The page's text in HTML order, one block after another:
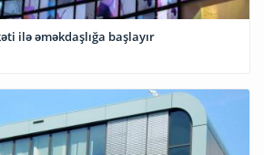
Samsung şirkəti ilə əməkdaşlığa başlayır